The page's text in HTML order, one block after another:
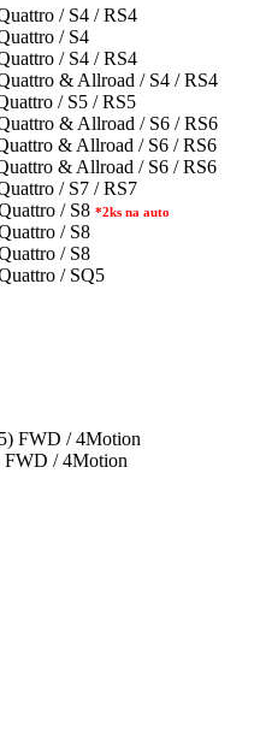
/ S4 / RS4
/ S4
/ S4 / RS4
& Allroad / S4 / RS4
/ S5 / RS5
& Allroad / S6 / RS6
& Allroad / S6 / RS6
& Allroad / S6 / RS6
/ S7 / RS7
/ S8 *2ks na auto
/ S8
/ S8
/ SQ5
FWD / 4Motion
FWD / 4Motion